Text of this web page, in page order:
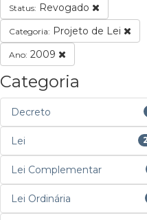
Status: Revogado
Categoria: Projeto de Lei
Ano: 2009
Categoria
Decreto
Lei
Lei Complementar
Lei Ordinária